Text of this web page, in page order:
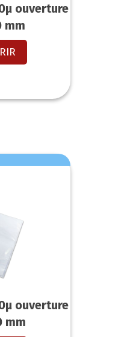
ouverture
mm
ouverture
mm